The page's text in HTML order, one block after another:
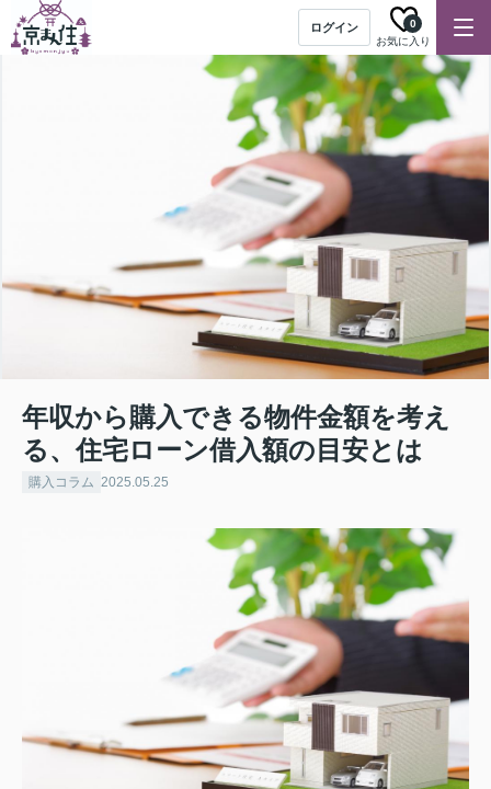
ログイン
お気に入り
0
年収から購入できる物件金額を考え
る、住宅ローン借入額の目安とは
購入コラム 2025.05.25